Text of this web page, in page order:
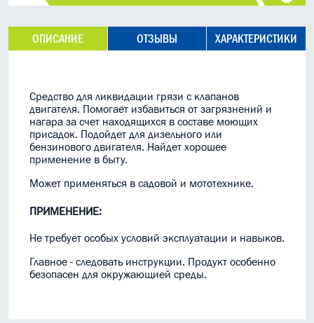
ОПИСАНИЕ ОТЗЫВЫ ХАРАКТЕРИСТИКИ
Средство для ликвидации грязи с клапанов
двигателя. Помогает избавиться от загрязнений и
нагара за счет находящихся в составе моющих
присадок. Подойдет для дизельного или
бензинового двигателя. Найдет хорошее
применение в быту.
Может применяться в садовой и мототехнике.
ПРИМЕНЕНИЕ:
Не требует особых условий эксплуатации и навыков.
Главное - следовать инструкции. Продукт особенно
безопасен для окружающией среды.